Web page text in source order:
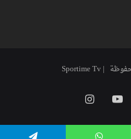
‫YouTubeانستقرام